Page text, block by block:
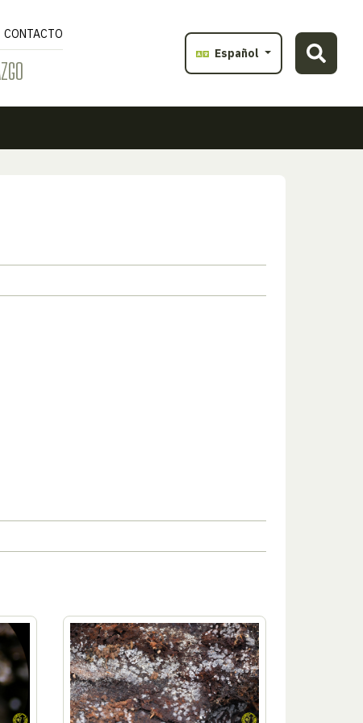
CONTACTO
Español